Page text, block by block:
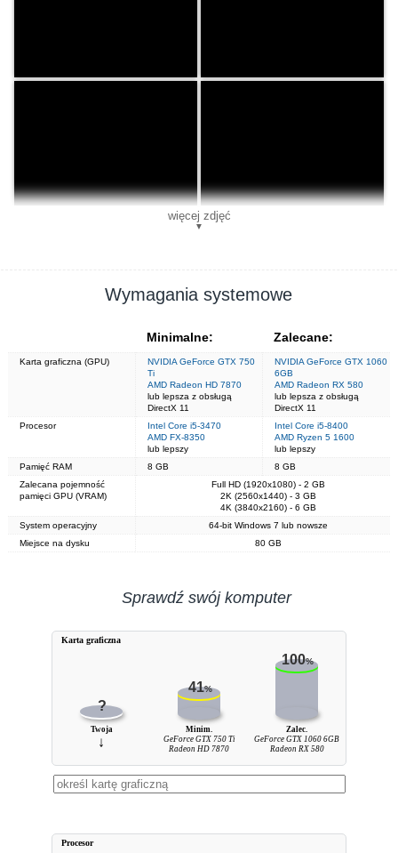
więcej zdjęć
▼
Wymagania systemowe
Minimalne: Zalecane:
Karta graficzna (GPU)
NVIDIA GeForce GTX 750
Ti
AMD Radeon HD 7870
lub lepsza z obsługą
DirectX 11
NVIDIA GeForce GTX 1060
6GB
AMD Radeon RX 580
lub lepsza z obsługą
DirectX 11
Procesor
Intel Core i5-3470
AMD FX-8350
lub lepszy
Intel Core i5-8400
AMD Ryzen 5 1600
lub lepszy
Pamięć RAM
8 GB
8 GB
Zalecana pojemność
pamięci GPU (VRAM)
Full HD (1920x1080) - 2 GB
2K (2560x1440) - 3 GB
4K (3840x2160) - 6 GB
System operacyjny
64-bit Windows 7 lub nowsze
Miejsce na dysku
80 GB
Sprawdź swój komputer
?
41%
100%
Twoja
↓
Minim.
GeForce GTX 750 Ti
Radeon HD 7870
Zalec.
GeForce GTX 1060 6GB
Radeon RX 580
Karta graficzna
Procesor